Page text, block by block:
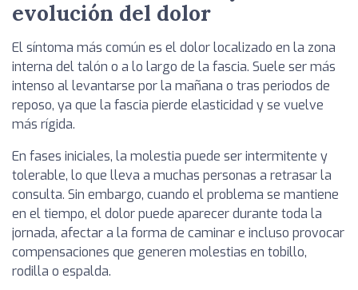
evolución del dolor
El síntoma más común es el dolor localizado en la zona
interna del talón o a lo largo de la fascia. Suele ser más
intenso al levantarse por la mañana o tras periodos de
reposo, ya que la fascia pierde elasticidad y se vuelve
más rígida.
En fases iniciales, la molestia puede ser intermitente y
tolerable, lo que lleva a muchas personas a retrasar la
consulta. Sin embargo, cuando el problema se mantiene
en el tiempo, el dolor puede aparecer durante toda la
jornada, afectar a la forma de caminar e incluso provocar
compensaciones que generen molestias en tobillo,
rodilla o espalda.